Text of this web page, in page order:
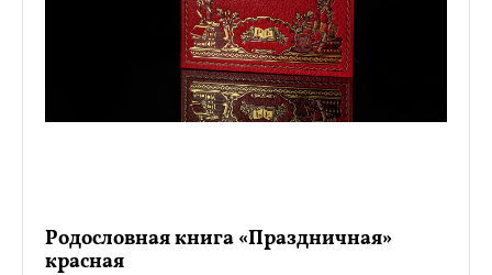
Родословная книга «Праздничная»
красная